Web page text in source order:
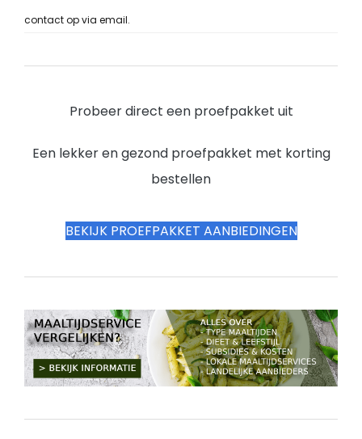
contact op via email.
Probeer direct een proefpakket uit
Een lekker en gezond proefpakket met korting
bestellen
BEKIJK PROEFPAKKET AANBIEDINGEN